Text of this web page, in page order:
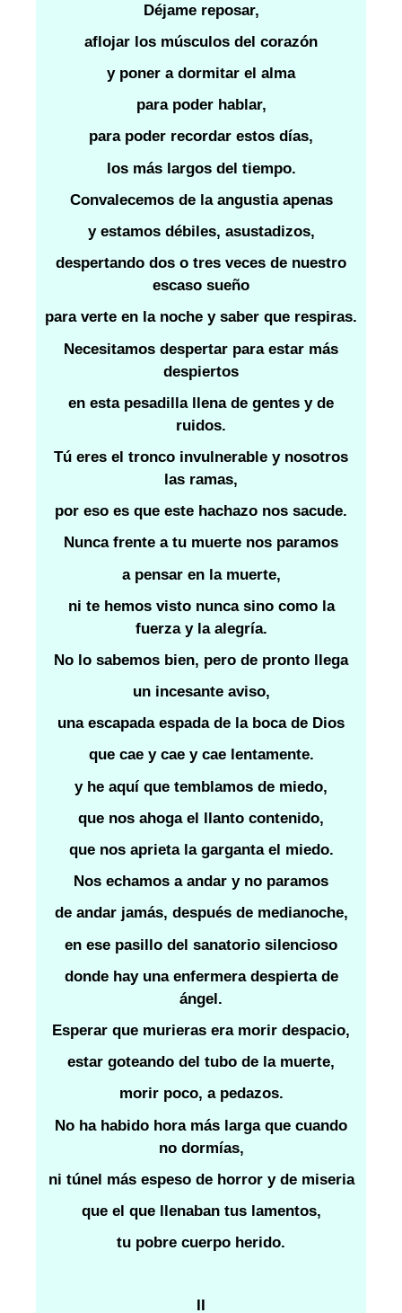
Déjame reposar,
aflojar los músculos del corazón
y poner a dormitar el alma
para poder hablar,
para poder recordar estos días,
los más largos del tiempo.
Convalecemos de la angustia apenas
y estamos débiles, asustadizos,
despertando dos o tres veces de nuestro
escaso sueño
para verte en la noche y saber que respiras.
Necesitamos despertar para estar más
despiertos
en esta pesadilla llena de gentes y de
ruidos.
Tú eres el tronco invulnerable y nosotros
las ramas,
por eso es que este hachazo nos sacude.
Nunca frente a tu muerte nos paramos
a pensar en la muerte,
ni te hemos visto nunca sino como la
fuerza y la alegría.
No lo sabemos bien, pero de pronto llega
un incesante aviso,
una escapada espada de la boca de Dios
que cae y cae y cae lentamente.
y he aquí que temblamos de miedo,
que nos ahoga el llanto contenido,
que nos aprieta la garganta el miedo.
Nos echamos a andar y no paramos
de andar jamás, después de medianoche,
en ese pasillo del sanatorio silencioso
donde hay una enfermera despierta de
ángel.
Esperar que murieras era morir despacio,
estar goteando del tubo de la muerte,
morir poco, a pedazos.
No ha habido hora más larga que cuando
no dormías,
ni túnel más espeso de horror y de miseria
que el que llenaban tus lamentos,
tu pobre cuerpo herido.